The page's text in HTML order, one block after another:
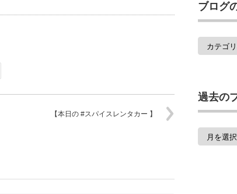
【本日の #スパイスレンタカー 】
ブログ
ブ
ゴ
リ
ー
過去の
過